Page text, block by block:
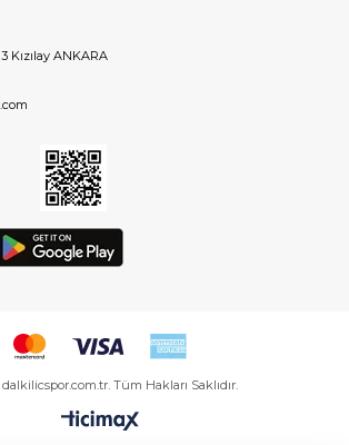
Kızılay ANKARA
Tüm Hakları Saklıdır.